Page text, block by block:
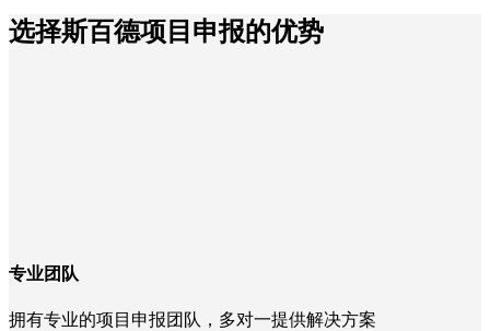
选择斯百德项目申报的优势
专业团队
拥有专业的项目申报团队，多对一提供解决方案